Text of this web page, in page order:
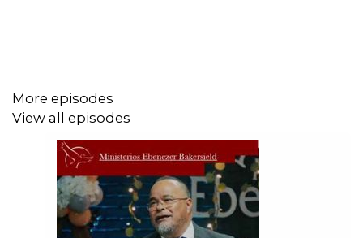
More episodes
View all episodes